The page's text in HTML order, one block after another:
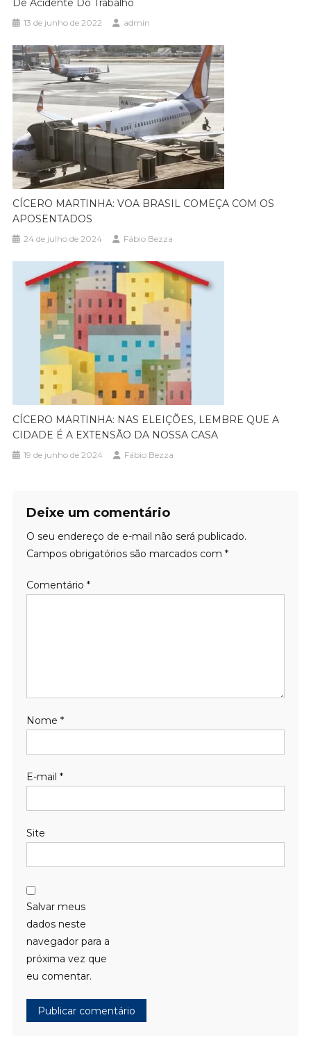
De Acidente Do Trabalho
13 de junho de 2022 admin
CÍCERO MARTINHA: VOA BRASIL COMEÇA COM OS
APOSENTADOS
24 de julho de 2024 Fábio Bezza
CÍCERO MARTINHA: NAS ELEIÇÕES, LEMBRE QUE A
CIDADE É A EXTENSÃO DA NOSSA CASA
19 de junho de 2024 Fábio Bezza
Deixe um comentário
O seu endereço de e-mail não será publicado.
Campos obrigatórios são marcados com *
Comentário *
Nome *
E-mail *
Site
Salvar meus
dados neste
navegador para a
próxima vez que
eu comentar.